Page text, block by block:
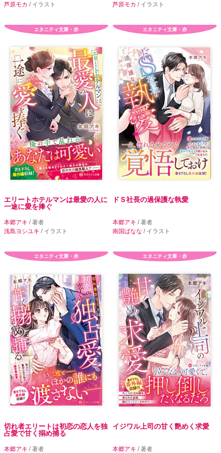
芦原モカ / イラスト 芦原モカ / イラスト
エタニティ文庫・赤
エリートホテルマンは最愛の人に
一途に愛を捧ぐ
本郷アキ / 著者
浅島ヨシユキ / イラスト
エタニティ文庫・赤
ドＳ社長の過保護な執愛
本郷アキ / 著者
南国ばなな / イラスト
エタニティ文庫・赤
切れ者エリートは初恋の恋人を独
占愛で甘く搦め捕る
本郷アキ / 著者
エタニティ文庫・赤
イジワル上司の甘く艶めく求愛
本郷アキ / 著者